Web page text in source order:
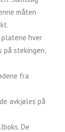
måten
platene hver
på stekingen,
fra
avkjøles på
De